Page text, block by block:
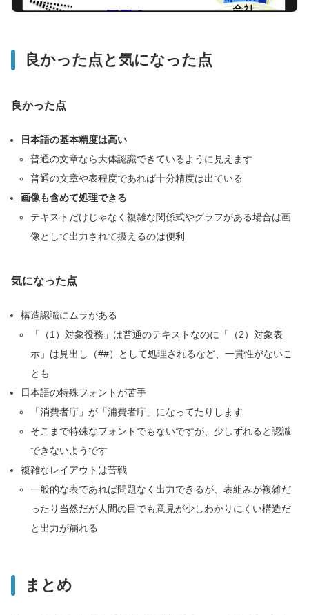
良かった点と気になった点
良かった点
日本語の基本精度は高い
普通の文章なら大体認識できているように見えます
普通の文章や表程度であれば十分精度は出ている
画像も含めて処理できる
テキストだけじゃなく複雑な関係式やグラフがある場合は画
像として出力されて扱えるのは便利
気になった点
構造認識にムラがある
「（1）対象役務」は普通のテキストなのに「（2）対象表
示」は見出し（##）として処理されるなど、一貫性がないこ
とも
日本語の特殊フォントが苦手
「消費者庁」が「浦費者庁」になってたりします
そこまで特殊なフォントでもないですが、少しずれると認識
できないようです
複雑なレイアウトは苦戦
一般的な表であれば問題なく出力できるが、表組みが複雑だ
ったり当然だが人間の目でも意見が少しわかりにくい構造だ
と出力が崩れる
まとめ